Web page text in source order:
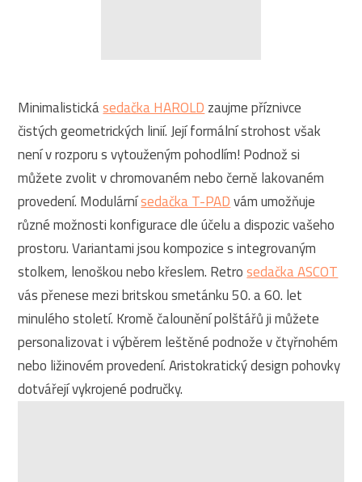
Minimalistickásedačka HAROLDzaujme příznivce
čistých geometrických linií. Její formální strohost však
není v rozporu s vytouženým pohodlím! Podnož si
můžete zvolit v chromovaném nebo černě lakovaném
provedení. Modulárnísedačka T-PADvám umožňuje
různé možnosti konfigurace dle účelu a dispozic vašeho
prostoru. Variantami jsou kompozice s integrovaným
stolkem, lenoškou nebo křeslem. Retrosedačka ASCOT
vás přenese mezi britskou smetánku 50. a 60. let
minulého století. Kromě čalounění polštářů ji můžete
personalizovat i výběrem leštěné podnože v čtyřnohém
nebo ližinovém provedení. Aristokratický design pohovky
dotvářejí vykrojené područky.